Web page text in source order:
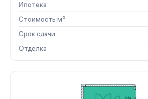
Ипотека
Стоимость м²
Срок сдачи
Отделка